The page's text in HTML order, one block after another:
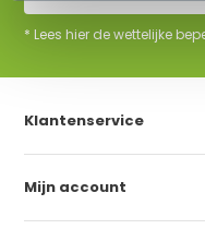
* Lees hier de wettelijke
Klantenservice
Mijn account